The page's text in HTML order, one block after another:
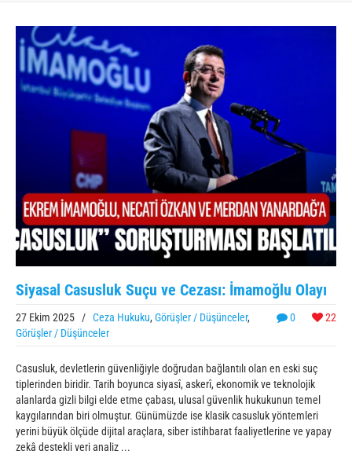
Siyasal Casusluk Suçu ve Cezası: İmamoğlu Olayı
0 22
27 Ekim 2025 / Ceza Hukuku, Görüşler / Düşünceler,
Görüşler / Düşünceler
Casusluk, devletlerin güvenliğiyle doğrudan bağlantılı olan en eski suç
tiplerinden biridir. Tarih boyunca siyasî, askerî, ekonomik ve teknolojik
alanlarda gizli bilgi elde etme çabası, ulusal güvenlik hukukunun temel
kaygılarından biri olmuştur. Günümüzde ise klasik casusluk yöntemleri
yerini büyük ölçüde dijital araçlara, siber istihbarat faaliyetlerine ve yapay
zekâ destekli veri analiz ...